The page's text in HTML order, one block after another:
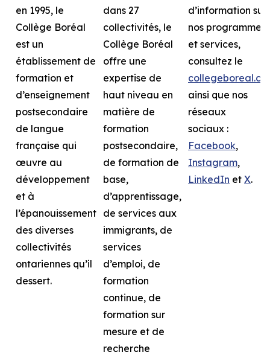
en 1995, le
Collège Boréal
est un
établissement de
formation et
d’enseignement
postsecondaire
de langue
française qui
œuvre au
développement
et à
l’épanouissement
des diverses
collectivités
ontariennes qu’il
dessert.
dans 27
collectivités, le
Collège Boréal
offre une
expertise de
haut niveau en
matière de
formation
postsecondaire,
de formation de
base,
d’apprentissage,
de services aux
immigrants, de
services
d’emploi, de
formation
continue, de
formation sur
mesure et de
recherche
d’information sur
nos programmes
et services,
consultez le
collegeboreal.ca
ainsi que nos
réseaux
sociaux :
Facebook,
Instagram,
LinkedIn et X.